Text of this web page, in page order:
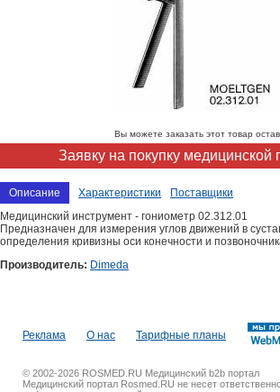
Вы можете заказать этот товар
Заявку на покупку медицинской
Описание Характеристики
Поставщики
Медицинский инструмент - гониометр 02.312.01
Предназначен для измерения углов движений в
определения кривизны оси конечности и
Производитель: Dimeda
Реклама О нас Тарифные планы
© 2002-2026 ROSMED.RU Медицинский b2b портал
Медицинский портал Rosmed.RU не несет